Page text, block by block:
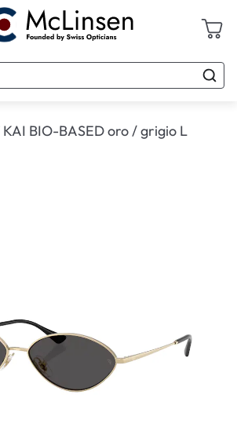
KAI BIO-BASED oro / grigio L